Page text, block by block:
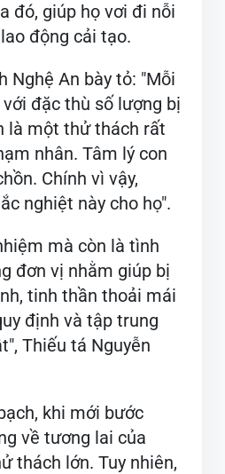
đó, giúp họ vơi đi nỗi
động cải tạo.
Nghệ An bày tỏ: "Mỗi
đặc thù số lượng bị
là một thử thách rất
nhân. Tâm lý con
Chính vì vậy,
nghiệt này cho họ".
mà còn là tình
đơn vị nhằm giúp bị
tinh thần thoải mái
định và tập trung
Thiếu tá Nguyễn
khi mới bước
về tương lai của
thách lớn. Tuy nhiên,